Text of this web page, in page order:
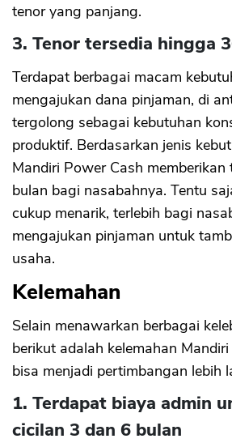
tenor yang panjang.
3. Tenor tersedia hingga
Terdapat berbagai macam
mengajukan dana pinjaman, di
tergolong sebagai kebutuhan
produktif. Berdasarkan jenis
Mandiri Power Cash
bulan bagi nasabahnya. Tentu
cukup menarik, terlebih bagi
mengajukan pinjaman untuk
usaha.
Kelemahan
Selain menawarkan berbagai
berikut adalah kelemahan
bisa menjadi pertimbangan lebih
1. Terdapat biaya admin
cicilan 3 dan 6 bulan